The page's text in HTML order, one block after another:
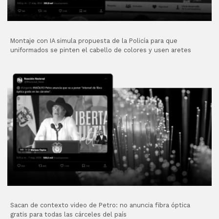
Montaje con IA simula propuesta de la Policía para que
uniformados se pinten el cabello de colores y usen aretes
Sacan de contexto video de Petro: no anuncia fibra óptica
gratis para todas las cárceles del país